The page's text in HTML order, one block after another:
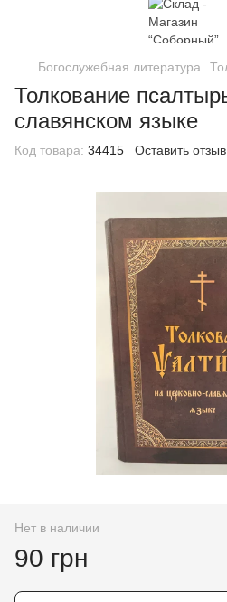
Богослужебная литература
Толкование
славянском языке
Код товара: 34415 Оставить отзыв
Нет в наличии
90 грн